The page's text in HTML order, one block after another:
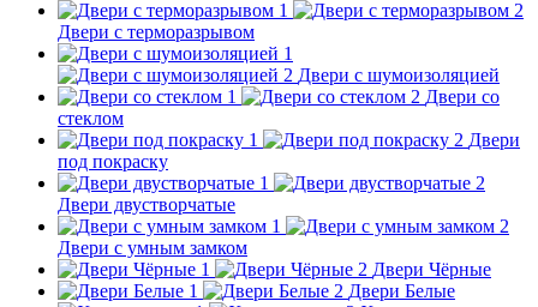
Двери с терморазрывом
Двери с шумоизоляцией
Двери со
стеклом
Двери
под покраску
Двери двустворчатые
Двери с умным замком
Двери Чёрные
Двери Белые